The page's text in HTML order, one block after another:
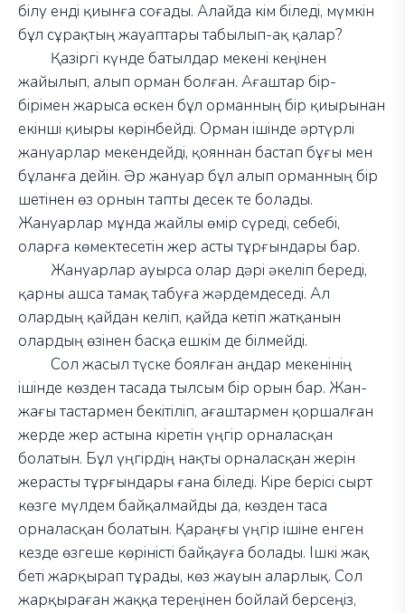
білу енді қиынға соғады. Алайда кім біледі, мүмкін
бұл сұрақтың жауаптары табылып-ақ қалар?
Қазіргі күнде батылдар мекені кеңінен
жайылып, алып орман болған. Ағаштар бір-
бірімен жарыса өскен бұл орманның бір қиырынан
екінші қиыры көрінбейді. Орман ішінде әртүрлі
жануарлар мекендейді, қояннан бастап бұғы мен
бұланға дейін. Әр жануар бұл алып орманның бір
шетінен өз орнын тапты десек те болады.
Жануарлар мұнда жайлы өмір сүреді, себебі,
оларға көмектесетін жер асты тұрғындары бар.
Жануарлар ауырса олар дәрі әкеліп береді,
қарны ашса тамақ табуға жәрдемдеседі. Ал
олардың қайдан келіп, қайда кетіп жатқанын
олардың өзінен басқа ешкім де білмейді.
Сол жасыл түске боялған аңдар мекенінің
ішінде көзден тасада тылсым бір орын бар. Жан-
жағы тастармен бекітіліп, ағаштармен қоршалған
жерде жер астына кіретін үңгір орналасқан
болатын. Бұл үңгірдің нақты орналасқан жерін
жерасты тұрғындары ғана біледі. Кіре берісі сырт
көзге мүлдем байқалмайды да, көзден таса
орналасқан болатын. Қараңғы үңгір ішіне енген
кезде өзгеше көріністі байқауға болады. Ішкі жақ
беті жарқырап тұрады, көз жауын аларлық. Сол
жарқыраған жаққа тереңінен бойлай берсеңіз,